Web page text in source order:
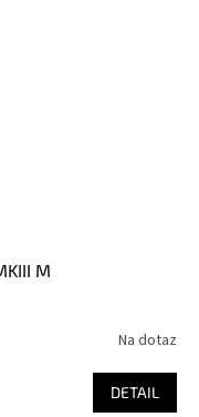
M
Na dotaz
DETAIL